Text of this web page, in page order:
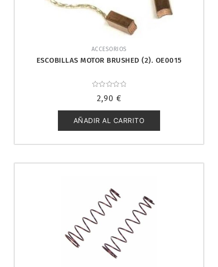
ACCESORIOS
ESCOBILLAS MOTOR BRUSHED (2). OE0015
con
de
5
2,90 €
AÑADIR AL CARRITO